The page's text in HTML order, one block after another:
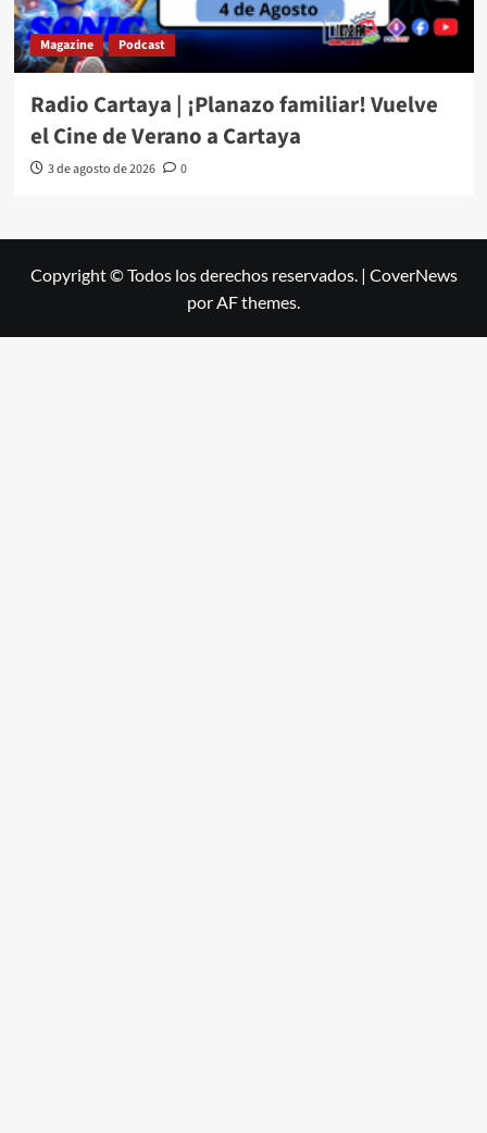
Magazine Podcast
Radio Cartaya | ¡Planazo familiar! Vuelve
el Cine de Verano a Cartaya
3 de agosto de 2026 0
Copyright © Todos los derechos reservados. | CoverNews
por AF themes.